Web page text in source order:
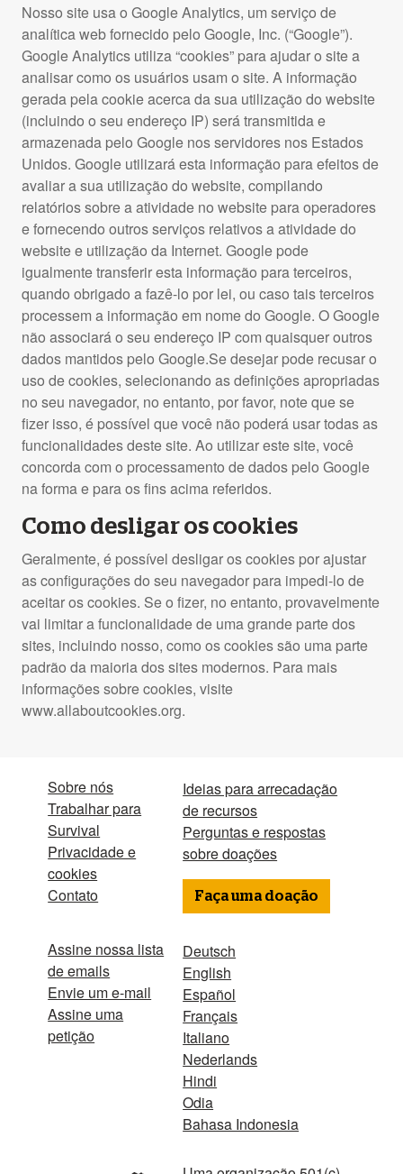
Nosso site usa o Google Analytics, um serviço de
analítica web fornecido pelo Google, Inc. (“Google”).
Google Analytics utiliza “cookies” para ajudar o site a
analisar como os usuários usam o site. A informação
gerada pela cookie acerca da sua utilização do website
(incluindo o seu endereço IP) será transmitida e
armazenada pelo Google nos servidores nos Estados
Unidos. Google utilizará esta informação para efeitos de
avaliar a sua utilização do website, compilando
relatórios sobre a atividade no website para operadores
e fornecendo outros serviços relativos a atividade do
website e utilização da Internet. Google pode
igualmente transferir esta informação para terceiros,
quando obrigado a fazê-lo por lei, ou caso tais terceiros
processem a informação em nome do Google. O Google
não associará o seu endereço IP com quaisquer outros
dados mantidos pelo Google.Se desejar pode recusar o
uso de cookies, selecionando as definições apropriadas
no seu navegador, no entanto, por favor, note que se
fizer isso, é possível que você não poderá usar todas as
funcionalidades deste site. Ao utilizar este site, você
concorda com o processamento de dados pelo Google
na forma e para os fins acima referidos.
Como desligar os cookies
Geralmente, é possível desligar os cookies por ajustar
as configurações do seu navegador para impedi-lo de
aceitar os cookies. Se o fizer, no entanto, provavelmente
vai limitar a funcionalidade de uma grande parte dos
sites, incluindo nosso, como os cookies são uma parte
padrão da maioria dos sites modernos. Para mais
informações sobre cookies, visite
www.allaboutcookies.org.
Sobre nós
Trabalhar para
Survival
Privacidade e
cookies
Contato
Assine nossa lista
de emails
Envie um e-mail
Assine uma
petição
Ideias para arrecadação
de recursos
Perguntas e respostas
sobre doações
Faça uma doação
Deutsch
English
Español
Français
Italiano
Nederlands
Hindi
Odia
Bahasa Indonesia